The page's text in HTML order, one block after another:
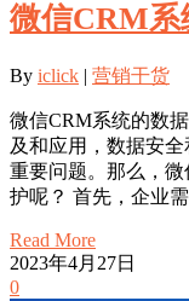
微信CRM系
By iclick | 营销干货
微信CRM系统的数
及和应用，数据安
重要问题。那么，
护呢？ 首先，企业
Read More
2023年4月27日
0